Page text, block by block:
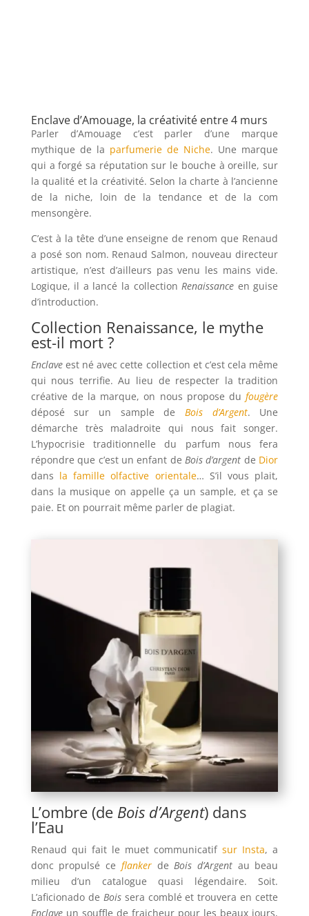
Enclave d’Amouage, la créativité entre 4 murs
Parler d’Amouage c’est parler d’une marque
mythique de la parfumerie de Niche. Une marque
qui a forgé sa réputation sur le bouche à oreille, sur
la qualité et la créativité. Selon la charte à l’ancienne
de la niche, loin de la tendance et de la com
mensongère.
C’est à la tête d’une enseigne de renom que Renaud
a posé son nom. Renaud Salmon, nouveau directeur
artistique, n’est d’ailleurs pas venu les mains vide.
Logique, il a lancé la collectionRenaissance en guise
d’introduction.
Collection Renaissance, le mythe
est-il mort ?
Enclaveest né avec cette collection et c’est cela même
qui nous terrifie. Au lieu de respecter la tradition
créative de la marque, on nous propose dufougère
déposé sur un sample de Bois d’Argent. Une
démarche très maladroite qui nous fait songer.
L’hypocrisie traditionnelle du parfum nous fera
répondre que c’est un enfant deBois d’argent de Dior
dans la famille olfactive orientale… S’il vous plait,
dans la musique on appelle ça un sample, et ça se
paie. Et on pourrait même parler de plagiat.
L’ombre (de Bois d’Argent) dans
l’Eau
Renaud qui fait le muet communicatifsur Insta, a
donc propulsé ce flankerdeBois d’Argentau beau
milieu d’un catalogue quasi légendaire. Soit.
L’aficionado de Boissera comblé et trouvera en cette
Enclaveun souffle de fraicheur pour les beaux jours,